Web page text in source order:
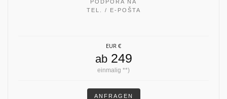
PODPORA NA
TEL. / E-POŠTA
EUR €
ab249
einmalig **)
ANFRAGEN